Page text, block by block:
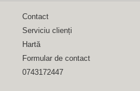
Contact
Serviciu clienți
Hartă
Formular de contact
0743172447